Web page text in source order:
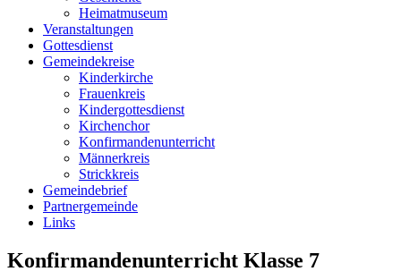
Heimatmuseum
Veranstaltungen
Gottesdienst
Gemeindekreise
Kinderkirche
Frauenkreis
Kindergottesdienst
Kirchenchor
Konfirmandenunterricht
Männerkreis
Strickkreis
Gemeindebrief
Partnergemeinde
Links
Konfirmandenunterricht Klasse 7